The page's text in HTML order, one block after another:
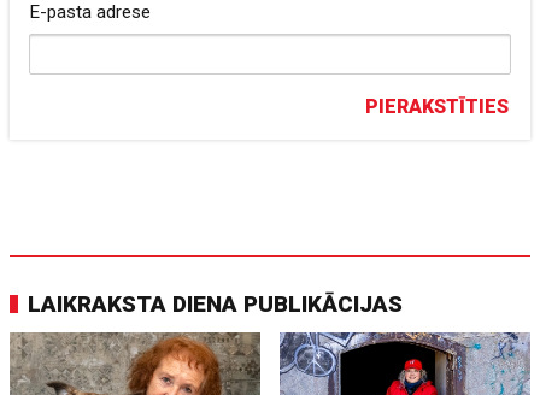
E-pasta adrese
PIERAKSTĪTIES
LAIKRAKSTA DIENA PUBLIKĀCIJAS